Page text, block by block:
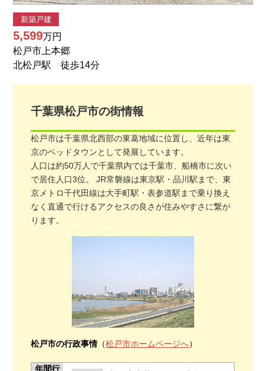
新築戸建
5,599万円
松戸市上本郷
北松戸駅 徒歩14分
千葉県松戸市の街情報
松戸市は千葉県北西部の東葛地域に位置し、近年は東
京のベッドタウンとして発展しています。
人口は約50万人で千葉県内では千葉市、船橋市に次い
で居住人口3位。 JR常磐線は東京駅・品川駅まで、東
京メトロ千代田線は大手町駅・表参道駅まで乗り換え
なく直通で行けるアクセスの良さが住みやすさに繋が
ります。
松戸市の行政事情（松戸市ホームページへ）
年間行